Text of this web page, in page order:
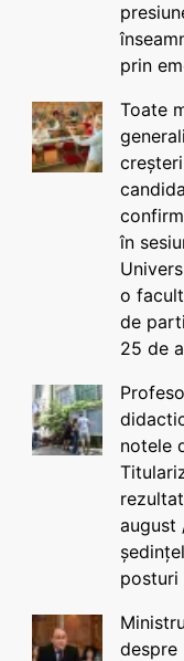
prin
Toate
în
o
de
25 de
notele
august
posturi
despre